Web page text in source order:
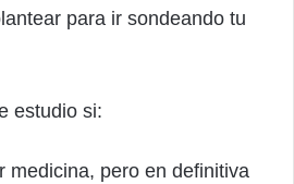
para ir sondeando tu
estudio si:
medicina, pero en definitiva